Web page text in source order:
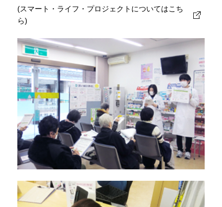
(スマート・ライフ・プロジェクトについてはこち
ら)